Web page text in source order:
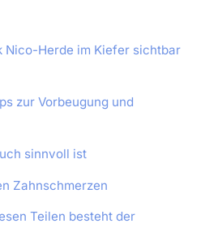
Nico-Herde im Kiefer sichtbar
zur Vorbeugung und
sinnvoll ist
Zahnschmerzen
Teilen besteht der